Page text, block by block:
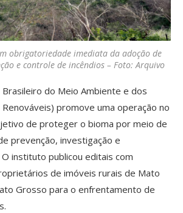
obrigatoriedade imediata da adoção de
e controle de incêndios – Foto: Arquivo
do Meio Ambiente e dos
promove uma operação no
de proteger o bioma por meio de
prevenção, investigação e
instituto publicou editais com
de imóveis rurais de Mato
Grosso para o enfrentamento de